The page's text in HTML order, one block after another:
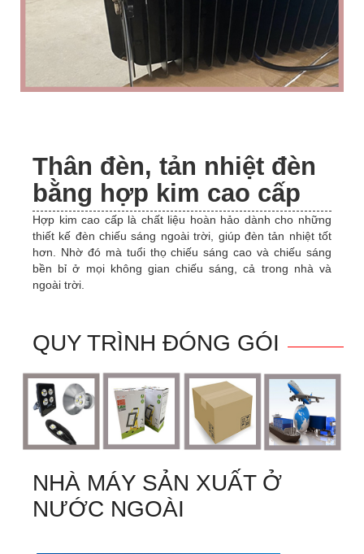
Thân đèn, tản nhiệt đèn
bằng hợp kim cao cấp
Hợp kim cao cấp là chất liệu hoàn hảo dành cho những
thiết kế đèn chiếu sáng ngoài trời, giúp đèn tản nhiệt tốt
hơn. Nhờ đó mà tuổi thọ chiếu sáng cao và chiếu sáng
bền bỉ ở mọi không gian chiếu sáng, cả trong nhà và
ngoài trời.
QUY TRÌNH ĐÓNG GÓI
NHÀ MÁY SẢN XUẤT Ở
NƯỚC NGOÀI